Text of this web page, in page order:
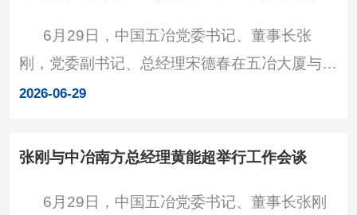
履约安全分管领导、安全总监及安监部负责人参
加会议。 会上围绕高处坠落、交通伤害、沟
槽坍塌、有限空间中毒窒息等典型事故案例开展
6月29日，中国五冶党委书记、董事长张
刚，党委副书记、总经理宋德春在五冶大厦与来
访的锦江区委副书记、区长陈华举行工作会谈，
委委员、总会计师李文，成都市住建局副局长熊
刚、宋德春感谢锦江区、市住建局长期以来对中
2026-06-29
张刚与中冶南方总经理黄能超举行工作会谈
6月29日，中国五冶党委书记、董事长张刚